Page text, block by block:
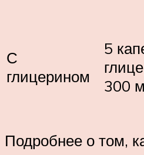
С
глицерином
5
300
Подробнее о том,